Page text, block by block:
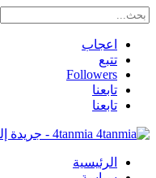
اعجاب
تتبع
Followers
تابعنا
تابعنا
4tanmia - جريدة إلكترونية مغربية مستقلة
الرئيسية